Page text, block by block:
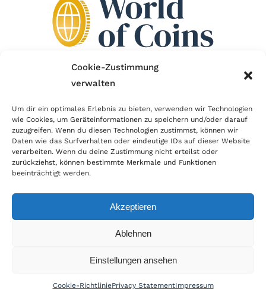
Cookie-Zustimmung
verwalten
Um dir ein optimales Erlebnis zu bieten, verwenden wir Technologien
wie Cookies, um Geräteinformationen zu speichern und/oder darauf
zuzugreifen. Wenn du diesen Technologien zustimmst, können wir
Daten wie das Surfverhalten oder eindeutige IDs auf dieser Website
verarbeiten. Wenn du deine Zustimmung nicht erteilst oder
zurückziehst, können bestimmte Merkmale und Funktionen
beeinträchtigt werden.
Akzeptieren
Ablehnen
Einstellungen ansehen
Cookie-RichtliniePrivacy StatementImpressum
Der Händlerbund setzt sich für sicheren und
erfolgreichen E-Commerce ein. Auch wir sind wie
viele Onlineshops im Netz Mitglied im Händlerbund
und unterstützen fairen Onlinehandel.
Widerruf|Zahlung & Versand